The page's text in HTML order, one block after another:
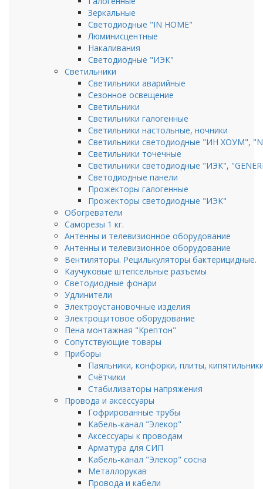
Зеркальные
Светодиодные "IN HOME"
Люминисцентные
Накаливания
Светодиодные "ИЭК"
Светильники
Светильники аварийные
Сезонное освещение
Светильники
Светильники галогенные
Светильники настольные, ночники
Светильники светодиодные "ИН ХОУМ",
Светильники точечные
Светильники светодиодные "ИЭК",
Светодиодные панели
Прожекторы галогенные
Прожекторы светодиодные "ИЭК"
Обогреватели
Саморезы 1 кг.
Антенны и телевизионное оборудование
Антенны и телевизионное оборудование
Вентиляторы. Рецилькуляторы бактерицидные.
Каучуковые штепсельные разъемы
Светодиодные фонари
Удлинители
Электроустановочные изделия
Электрощитовое оборудование
Пена монтажная "Крептон"
Сопутствующие товары
Приборы
Паяльники, конфорки, плиты,
Счётчики
Стабилизаторы напряжения
Провода и аксессуары
Гофрированные трубы
Кабель-канал "Элекор"
Аксессуары к проводам
Арматура для СИП
Кабель-канал "Элекор" сосна
Металлорукав
Провода и кабели